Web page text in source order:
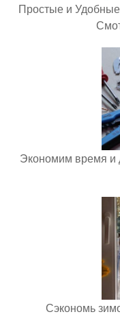
Простые и
Экономим время и
Сэкономь